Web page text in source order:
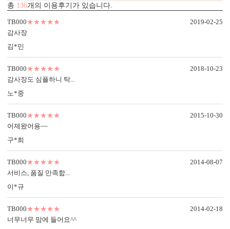
총 136개의 이용후기가 있습니다.
TB000★★★★★
감사장
김*민
2019-02-25
TB000★★★★★
감사장도 심플하니 탁...
노*중
2018-10-23
TB000★★★★★
어제왔어용~~
구*희
2015-10-30
TB000★★★★★
서비스, 품질 만족합...
이*규
2014-08-07
TB000★★★★★
너무너무 맘에 들어요^^
2014-02-18